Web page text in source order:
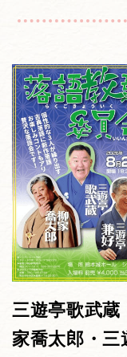
三遊亭歌武蔵
家喬太郎・三